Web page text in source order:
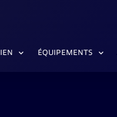
ÉQUIPEMENTS